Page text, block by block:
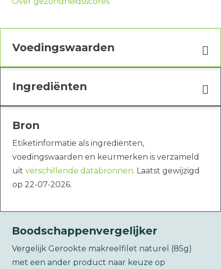
Voedingswaarden
Ingrediënten
Bron
Etiketinformatie als ingrediënten,
voedingswaarden en keurmerken is verzameld
uit verschillende databronnen. Laatst gewijzigd
op 22-07-2026.
Boodschappenvergelijker
Vergelijk Gerookte makreelfilet naturel (85g)
met een ander product naar keuze op